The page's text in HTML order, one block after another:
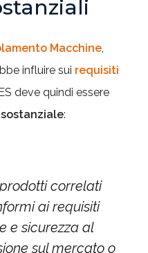
Macchine,
influire sui requisiti
deve quindi essere
:
correlati
ai requisiti
e sicurezza al
sul mercato o